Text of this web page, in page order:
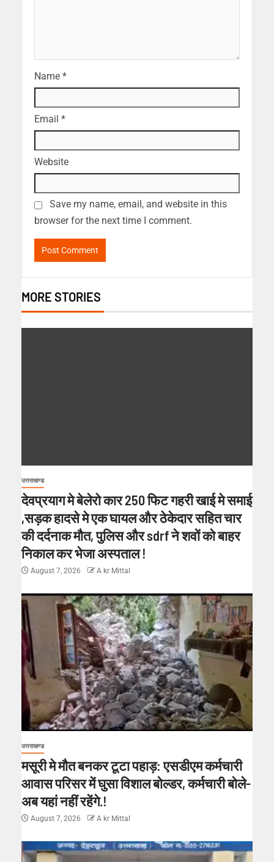
Name *
Email *
Website
Save my name, email, and website in this
browser for the next time I comment.
MORE STORIES
उत्तराखण्ड
देवप्रयाग मे बेलेरो कार 250 फिट गहरी खाई मे समाई
,सड़क हादसे मे एक घायल और ठेकेदार सहित चार
की दर्दनाक मौत, पुलिस और sdrf ने शवों को बाहर
निकाल कर भेजा अस्पताल !
August 7, 2026 A kr Mittal
उत्तराखण्ड
मसूरी मे मौत बनकर टूटा पहाड़: एसडीएम कर्मचारी
आवास परिसर में घुसा विशाल बोल्डर, कर्मचारी बोले-
अब यहां नहीं रहेंगे.!
August 7, 2026 A kr Mittal